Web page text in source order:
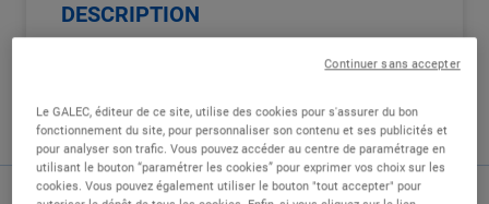
DESCRIPTION
Dernier point de contact avec nos clients, vous
êtes le visage de notre magasin et jouez un rôle
clé dans la fidélisation de notre clientèle. Vos
missions principales s'articulent autour de :
Le GALEC, éditeur de ce site, utilise des cookies pour s'assurer du bon
fonctionnement du site, pour personnaliser son contenu et ses publicités et
pour analyser son trafic. Vous pouvez accéder au centre de paramétrage en
utilisant le bouton “paramétrer les cookies” pour exprimer vos choix sur les
cookies. Vous pouvez également utiliser le bouton "tout accepter" pour
Continuer sans accepter